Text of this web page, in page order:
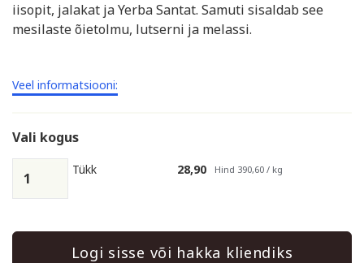
iisopit, jalakat ja Yerba Santat. Samuti sisaldab see
mesilaste õietolmu, lutserni ja melassi.
Veel informatsiooni:
Vali kogus
Tükk 28,90 Hind 390,60 / kg
Logi sisse või hakka kliendiks